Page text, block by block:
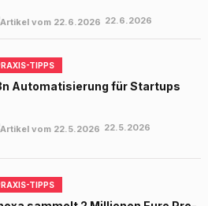
22.6.2026
TIPPS
Automatisierung für Startups
22.5.2026
TIPPS